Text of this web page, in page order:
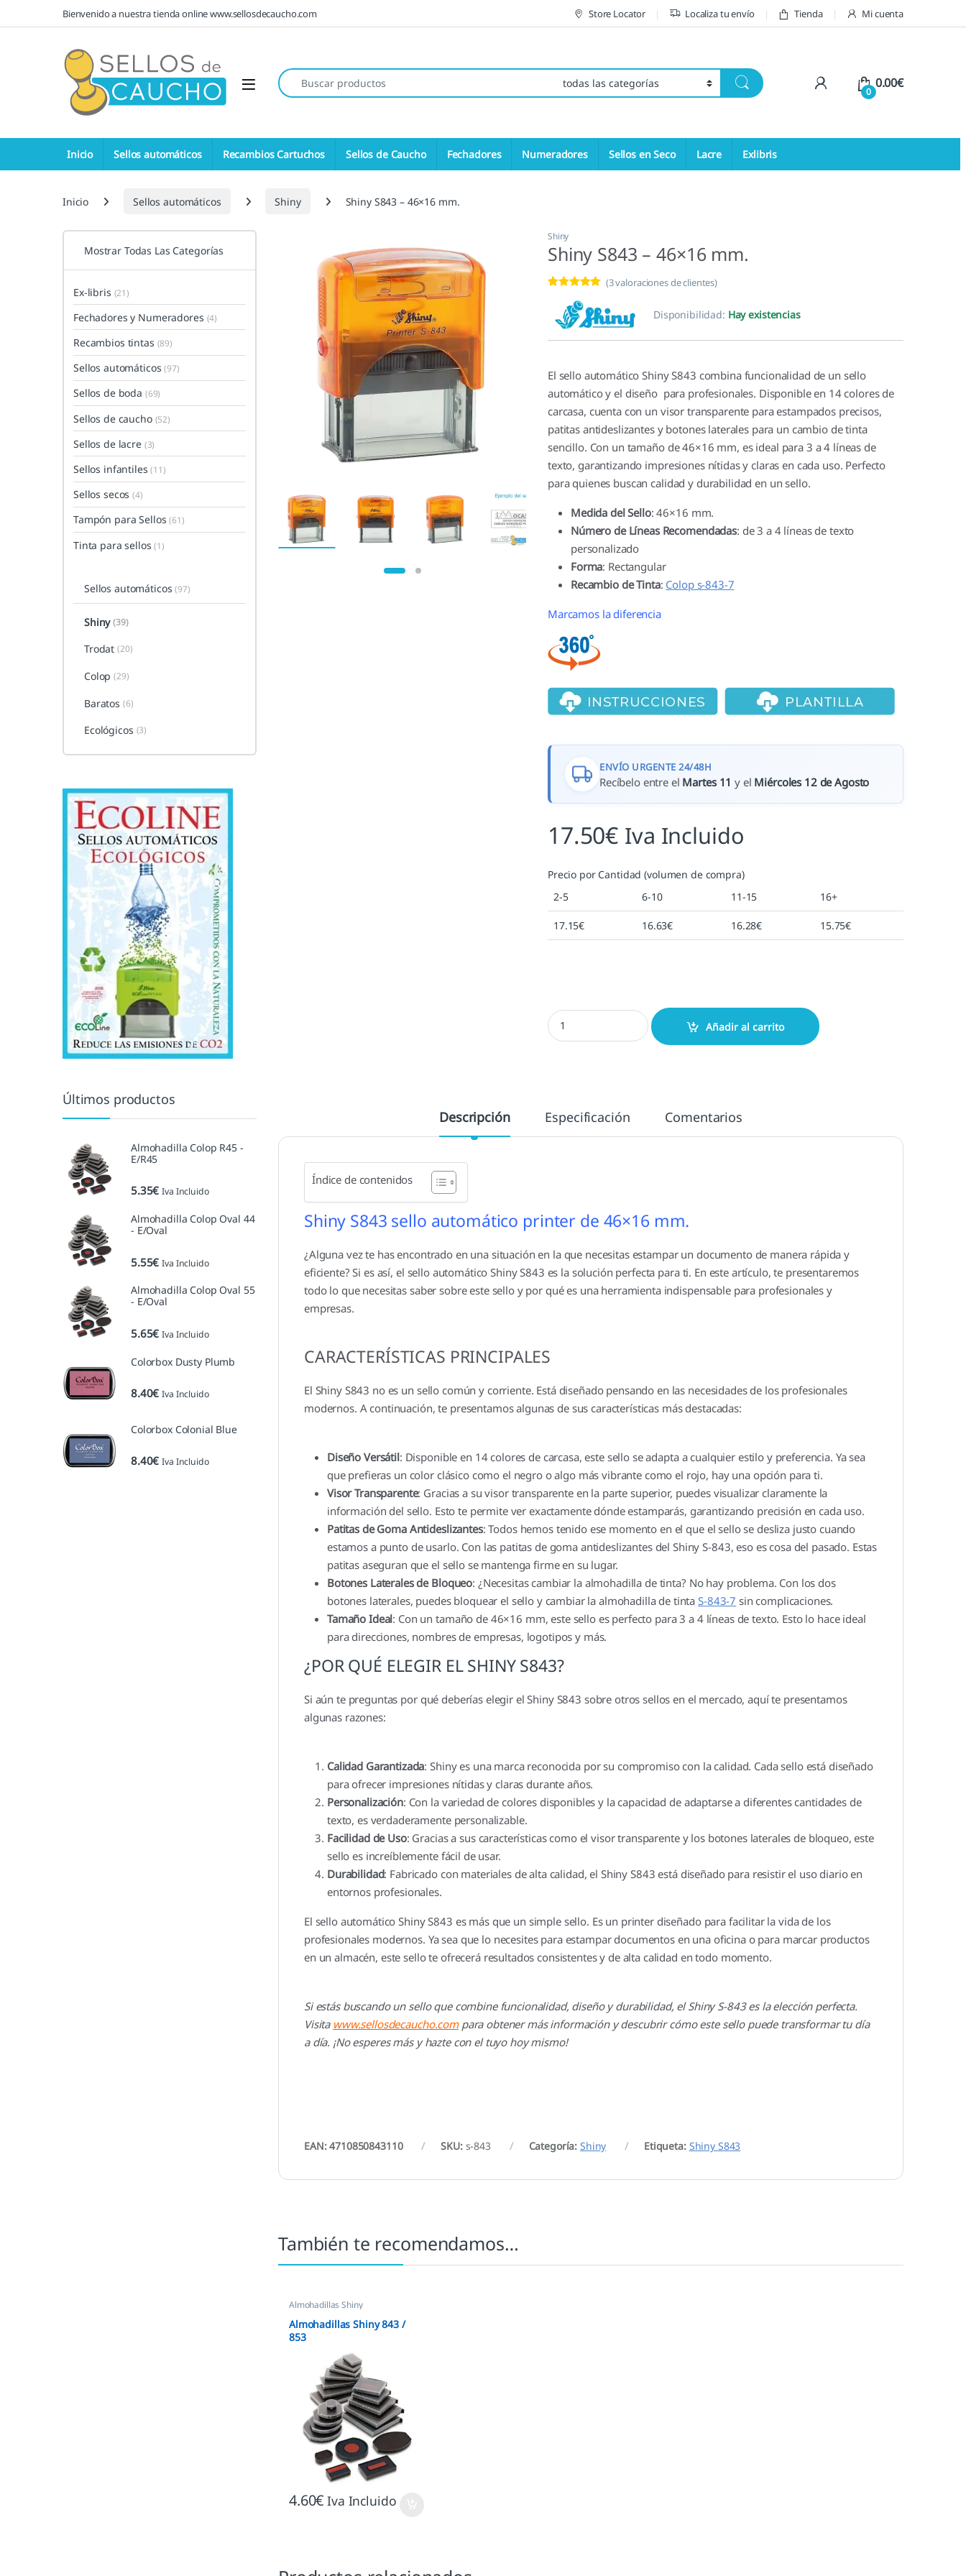
Saltar a la navegación
Saltar al contenidoBienvenido a nuestra tienda online www.sellosdecaucho.com Store Locator Localiza tu envío Tienda Mi cuenta
Open
Búsqueda de:
My Account
0
0.00€
Inicio Sellos automáticos Recambios Cartuchos Sellos de Caucho Fechadores Numeradores Sellos en Seco Lacre Exlibris
Inicio Sellos automáticos Shiny Shiny S843 – 46×16 mm.
Shiny
Shiny S843 – 46×16 mm.
de 5 en
base a
valoracione
(3valoraciones de clientes)
Disponibilidad: Hay existencias
El sello automático Shiny S843 combina funcionalidad de un sello
automático y el diseño para profesionales. Disponible en 14 colores de
carcasa, cuenta con un visor transparente para estampados precisos,
patitas antideslizantes y botones laterales para un cambio de tinta
sencillo. Con un tamaño de 46×16 mm, es ideal para 3 a 4 líneas de
texto, garantizando impresiones nítidas y claras en cada uso. Perfecto
para quienes buscan calidad y durabilidad en un sello.
Medida del Sello: 46×16 mm.
Número de Líneas Recomendadas: de 3 a 4 líneas de texto
personalizado
Forma: Rectangular
Recambio de Tinta: Colop s-843-7
Marcamos la diferencia
ENVÍO URGENTE 24/48H
Recíbelo entre el Martes 11 y el Miércoles 12 de Agosto
17.50€ Iva Incluido
Precio por Cantidad (volumen de compra)
2-5
6-10 11-15 16+
17.15€ 16.63€ 16.28€ 15.75€
Shiny S843 - 46x16 mm. cantidad
Añadir al carrito
Descripción Especificación Comentarios
Índice de contenidos
Shiny S843 sello automático printer de 46×16 mm.
¿Alguna vez te has encontrado en una situación en la que necesitas estampar un documento de manera rápida y
eficiente? Si es así, el sello automático Shiny S843 es la solución perfecta para ti. En este artículo, te presentaremos
todo lo que necesitas saber sobre este sello y por qué es una herramienta indispensable para profesionales y
empresas.
CARACTERÍSTICAS PRINCIPALES
El Shiny S843 no es un sello común y corriente. Está diseñado pensando en las necesidades de los profesionales
modernos. A continuación, te presentamos algunas de sus características más destacadas:
Diseño Versátil: Disponible en 14 colores de carcasa, este sello se adapta a cualquier estilo y preferencia. Ya sea
que prefieras un color clásico como el negro o algo más vibrante como el rojo, hay una opción para ti.
Visor Transparente: Gracias a su visor transparente en la parte superior, puedes visualizar claramente la
información del sello. Esto te permite ver exactamente dónde estamparás, garantizando precisión en cada uso.
Patitas de Goma Antideslizantes: Todos hemos tenido ese momento en el que el sello se desliza justo cuando
estamos a punto de usarlo. Con las patitas de goma antideslizantes del Shiny S-843, eso es cosa del pasado. Estas
patitas aseguran que el sello se mantenga firme en su lugar.
Botones Laterales de Bloqueo: ¿Necesitas cambiar la almohadilla de tinta? No hay problema. Con los dos
botones laterales, puedes bloquear el sello y cambiar la almohadilla de tintaS-843-7 sin complicaciones.
Tamaño Ideal: Con un tamaño de 46×16 mm, este sello es perfecto para 3 a 4 líneas de texto. Esto lo hace ideal
para direcciones, nombres de empresas, logotipos y más.
¿POR QUÉ ELEGIR EL SHINY S843?
Si aún te preguntas por qué deberías elegir el Shiny S843 sobre otros sellos en el mercado, aquí te presentamos
algunas razones:
Calidad Garantizada: Shiny es una marca reconocida por su compromiso con la calidad. Cada sello está diseñado
para ofrecer impresiones nítidas y claras durante años.
Personalización: Con la variedad de colores disponibles y la capacidad de adaptarse a diferentes cantidades de
texto, es verdaderamente personalizable.
Facilidad de Uso: Gracias a sus características como el visor transparente y los botones laterales de bloqueo, este
sello es increíblemente fácil de usar.
Durabilidad: Fabricado con materiales de alta calidad, el Shiny S843 está diseñado para resistir el uso diario en
entornos profesionales.
El sello automático Shiny S843 es más que un simple sello. Es un printer diseñado para facilitar la vida de los
profesionales modernos. Ya sea que lo necesites para estampar documentos en una oficina o para marcar productos
en un almacén, este sello te ofrecerá resultados consistentes y de alta calidad en todo momento.
Si estás buscando un sello que combine funcionalidad, diseño y durabilidad, el Shiny S-843 es la elección perfecta.
Visita www.sellosdecaucho.compara obtener más información y descubrir cómo este sello puede transformar tu día
a día. ¡No esperes más y hazte con el tuyo hoy mismo!
EAN: 4710850843110 SKU: s-843 Categoría:Shiny Etiqueta: Shiny S843
También te recomendamos…
Almohadillas Shiny
Almohadillas Shiny 843 /
853
4.60€ Iva Incluido
Mostrar Todas Las Categorías
Ex-libris (21)
Fechadores y Numeradores (4)
Recambios tintas (89)
Sellos automáticos(97)
Sellos de boda (69)
Sellos de caucho (52)
Sellos de lacre (3)
Sellos infantiles(11)
Sellos secos(4)
Tampón para Sellos(61)
Tinta para sellos(1)
Sellos automáticos(97)
Shiny (39)
Trodat (20)
Colop (29)
Baratos (6)
Ecológicos (3)
Últimos productos
Almohadilla Colop R45 -
E/R45
5.35€ Iva Incluido
Almohadilla Colop Oval 44
- E/Oval
5.55€ Iva Incluido
Almohadilla Colop Oval 55
- E/Oval
5.65€ Iva Incluido
Colorbox Dusty Plumb
8.40€ Iva Incluido
Colorbox Colonial Blue
8.40€ Iva Incluido